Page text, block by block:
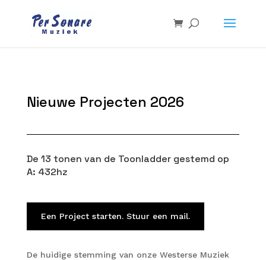
Nieuwe Projecten 2026
De 13 tonen van de Toonladder gestemd op
A: 432hz
Een Project starten. Stuur een mail.
De huidige stemming van onze Westerse Muziek